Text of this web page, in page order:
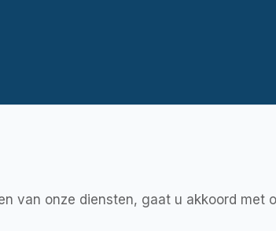
van onze diensten, gaat u akkoord met